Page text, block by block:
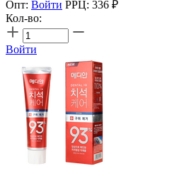
Опт: Войти РРЦ: 336 ₽
Кол-во:
Войти